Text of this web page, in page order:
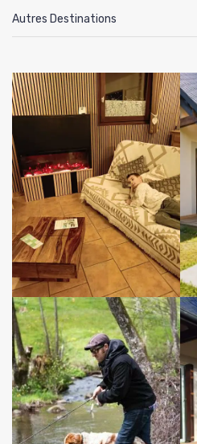
Autres Destinations